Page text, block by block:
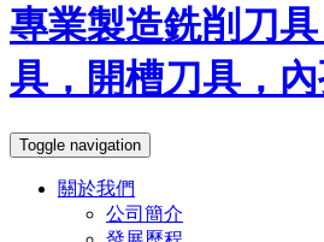
專業製造銑削刀
具，開槽刀具，
Toggle navigation
關於我們
公司簡介